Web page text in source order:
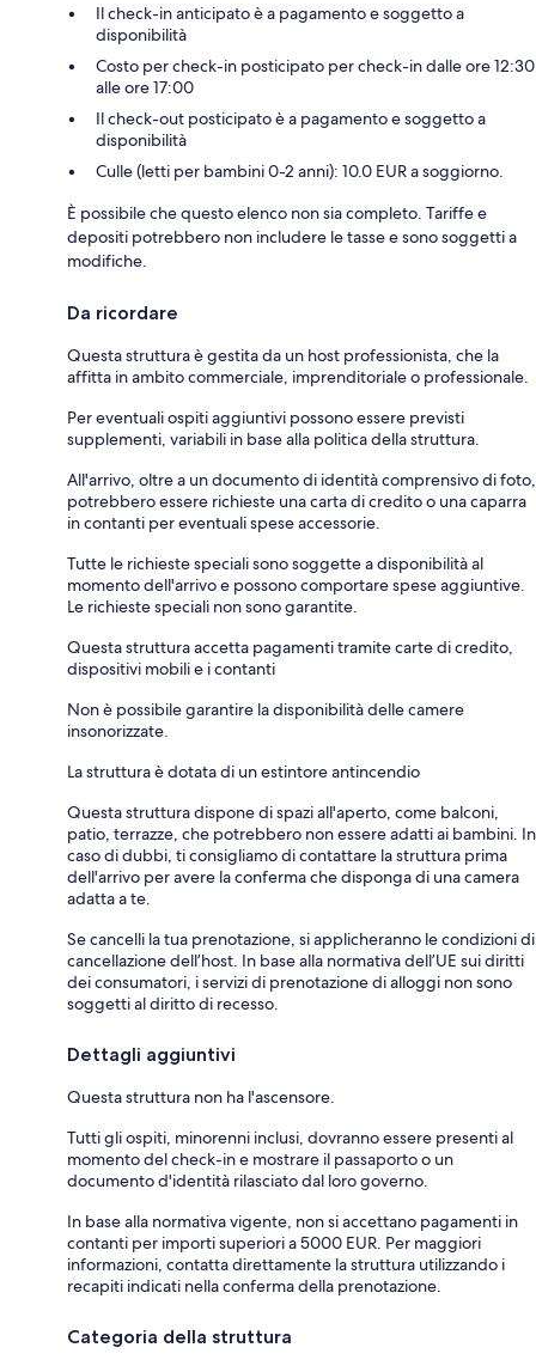
Il check-in anticipato è a pagamento e soggetto a
disponibilità
Costo per check-in posticipato per check-in dalle ore 12:30
alle ore 17:00
Il check-out posticipato è a pagamento e soggetto a
disponibilità
Culle (letti per bambini 0-2 anni): 10.0 EUR a soggiorno.
È possibile che questo elenco non sia completo. Tariffe e
depositi potrebbero non includere le tasse e sono soggetti a
modifiche.
Da ricordare
Questa struttura è gestita da un host professionista, che la
affitta in ambito commerciale, imprenditoriale o professionale.
Per eventuali ospiti aggiuntivi possono essere previsti
supplementi, variabili in base alla politica della struttura.
All'arrivo, oltre a un documento di identità comprensivo di foto,
potrebbero essere richieste una carta di credito o una caparra
in contanti per eventuali spese accessorie.
Tutte le richieste speciali sono soggette a disponibilità al
momento dell'arrivo e possono comportare spese aggiuntive.
Le richieste speciali non sono garantite.
Questa struttura accetta pagamenti tramite carte di credito,
dispositivi mobili e i contanti
Non è possibile garantire la disponibilità delle camere
insonorizzate.
La struttura è dotata di un estintore antincendio
Questa struttura dispone di spazi all'aperto, come balconi,
patio, terrazze, che potrebbero non essere adatti ai bambini. In
caso di dubbi, ti consigliamo di contattare la struttura prima
dell'arrivo per avere la conferma che disponga di una camera
adatta a te.
Se cancelli la tua prenotazione, si applicheranno le condizioni di
cancellazione dell’host. In base alla normativa dell’UE sui diritti
dei consumatori, i servizi di prenotazione di alloggi non sono
soggetti al diritto di recesso.
Dettagli aggiuntivi
Questa struttura non ha l'ascensore.
Tutti gli ospiti, minorenni inclusi, dovranno essere presenti al
momento del check-in e mostrare il passaporto o un
documento d'identità rilasciato dal loro governo.
In base alla normativa vigente, non si accettano pagamenti in
contanti per importi superiori a 5000 EUR. Per maggiori
informazioni, contatta direttamente la struttura utilizzando i
recapiti indicati nella conferma della prenotazione.
Categoria della struttura